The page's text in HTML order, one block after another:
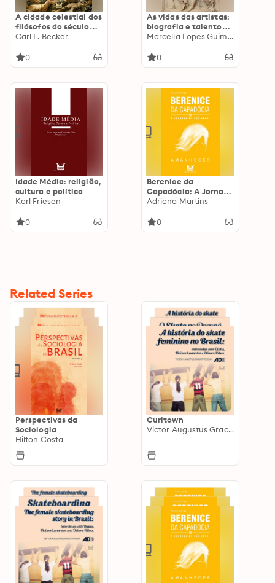
A cidade celestial dos
filósofos do século
XVIII: baseado nas
apresentadas na
Carl L. Becker
0
As vidas das artistas:
biografia e talento
entre os séculos XIII e
Marcella Lopes Guimarães
0
Idade Média: religião,
cultura e política
Karl Friesen
0
Berenice da
Capadócia: A Jornada
do não Herói
Adriana Martins
0
Related Series
Perspectivas da
Sociologia
Hilton Costa
Curitown
Victor Augustus Graciotto